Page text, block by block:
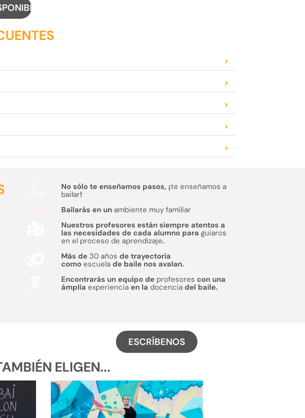
>
>
>
>
>
No sólo te enseñamos pasos, ¡te enseñamos a
bailar!
Bailarás en unambiente muy familiar
Nuestros profesores están siempre atentos a
las necesidades de cada alumno para guiaros
en el proceso de aprendizaje.
Más de 30 años de trayectoria
como escuelade baile nos avalan.
Encontrarás un equipo de profesores con una
ámplia experiencia en la docenciadel baile.
ESCRÍBENOS
ELIGEN...